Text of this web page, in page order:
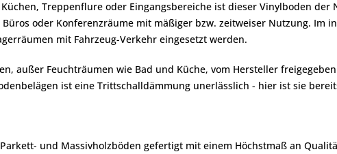
Treppenflure oder Eingangsbereiche ist dieser Vinylboden
oder Konferenzräume mit mäßiger bzw. zeitweiser Nutzung. Im
mit Fahrzeug-Verkehr eingesetzt werden.
außer Feuchträumen wie Bad und Küche, vom Hersteller
ist eine Trittschalldämmung unerlässlich - hier ist sie
und Massivholzböden gefertigt mit einem Höchstmaß an